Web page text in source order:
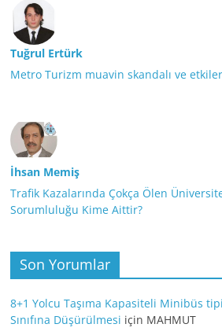
Tuğrul Ertürk
Metro Turizm muavin skandalı ve
İhsan Memiş
Trafik Kazalarında Çokça Ölen
Sorumluluğu Kime Aittir?
Son Yorumlar
8+1 Yolcu Taşıma Kapasiteli Minibüs
Sınıfına Düşürülmesi için MAHMUT